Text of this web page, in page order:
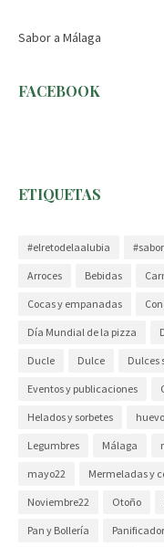
Sabor a Málaga
FACEBOOK
ETIQUETAS
#elretodelaalubia
Arroces Bebidas
Cocas y empanadas
Día Mundial de la pizza
Ducle Dulce Dulces
Eventos y publicaciones
Helados y sorbetes
Legumbres Málaga
mayo22 Mermeladas y
Noviembre22 Otoño
Pan y Bollería